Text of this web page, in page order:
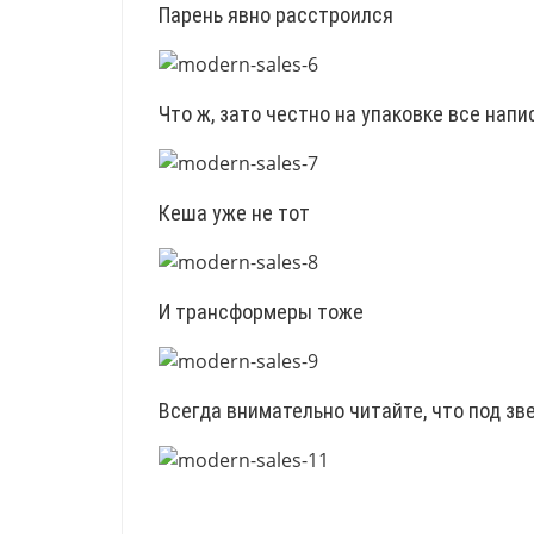
Парень явно расстроился
Что ж, зато честно на упаковке все
Кеша уже не тот
И трансформеры тоже
Всегда внимательно читайте, что под